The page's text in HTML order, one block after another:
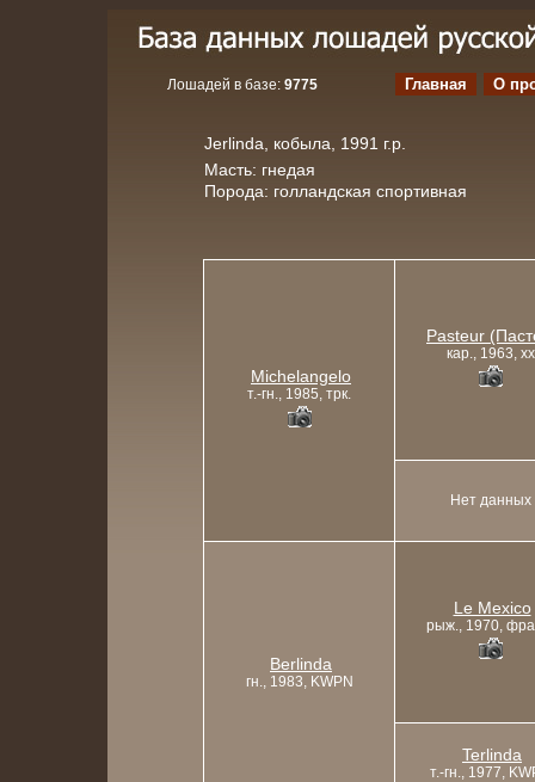
Лошадей в базе: 9775 Главная О
Jerlinda, кобыла, 1991 г.р.
Масть: гнедая
Порода: голландская спортивная
Michelangelo
т.-гн., 1985, трк.
Pasteur
кар., 1963, xx
Нет данных
Berlinda
гн., 1983, KWPN
Le Mexico
рыж., 1970,
Terlinda
т.-гн., 1977,